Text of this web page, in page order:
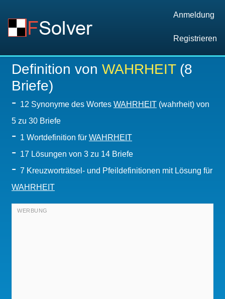
Anmeldung
Registrieren
Definition von WAHRHEIT(8
Briefe)
- 12 Synonyme des Wortes WAHRHEIT (wahrheit) von
5 zu 30 Briefe
- 1 Wortdefinition für WAHRHEIT
- 17 Lösungen von 3 zu 14 Briefe
- 7 Kreuzworträtsel- und Pfeildefinitionen mit Lösung für
WAHRHEIT